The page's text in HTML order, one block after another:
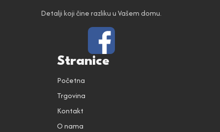
Detalji koji čine razliku u Vašem domu.
Stranice
Početna
Trgovina
Kontakt
O nama